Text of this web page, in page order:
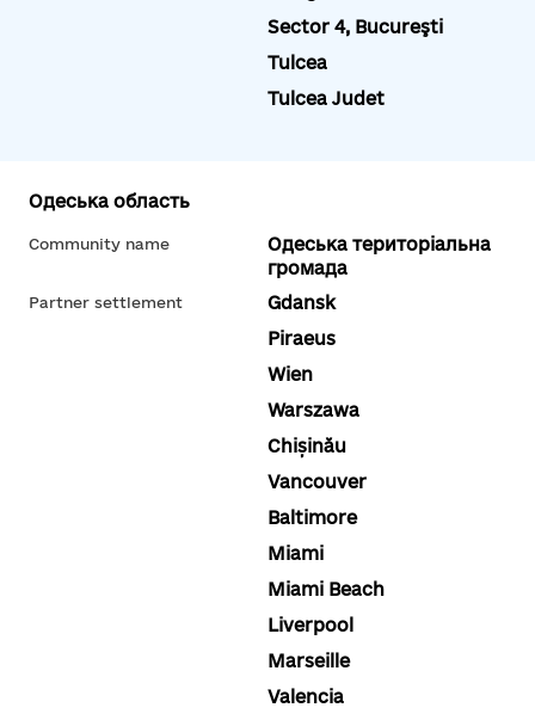
Sector 4, Bucureşti
Tulcea
Tulcea Judet
Одеська область
Community name
Одеська територіальна
громада
Partner settlement
Gdansk
Piraeus
Wien
Warszawa
Chișinău
Vancouver
Baltimore
Miami
Miami Beach
Liverpool
Marseille
Valencia